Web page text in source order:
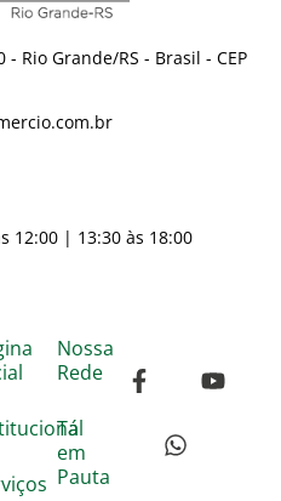
- Rio Grande/RS - Brasil - CEP
12:00 | 13:30 às 18:00
Nossa
Rede
Tá
em
Pauta